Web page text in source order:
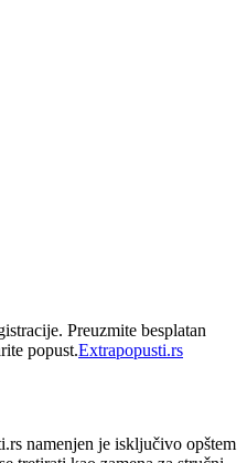
Preuzmite besplatan
popust.Extrapopusti.rs
namenjen je isključivo opštem